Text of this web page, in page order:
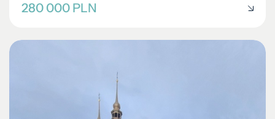
280 000 PLN